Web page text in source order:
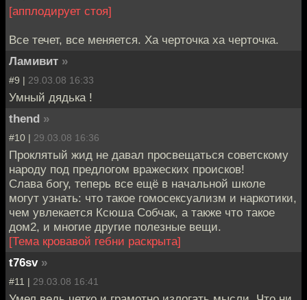
[апплодирует стоя]
Все течет, все меняется. Ха черточка ха черточка.
Ламивит »
#9 | 29.03.08 16:33
Умный дядька !
thend »
#10 | 29.03.08 16:36
Проклятый жид не давал просвещаться советскому
народу под предлогом вражеских происков!
Слава богу, теперь все ещё в начальной школе
могут узнать: что такое гомосексуализм и наркотики,
чем увлекается Ксюша Собчак, а также что такое
дом2, и многие другие полезные вещи.
[Тема кровавой гебни раскрыта]
t76sv »
#11 | 29.03.08 16:41